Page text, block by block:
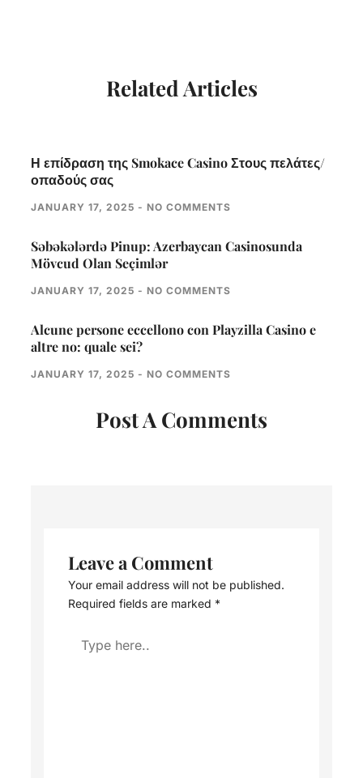
Related Articles
Η επίδραση της Smokace Casino Στους πελάτες/
οπαδούς σας
JANUARY 17, 2025 NO COMMENTS
Səbəkələrdə Pinup: Azerbaycan Casinosunda
Mövcud Olan Seçimlər
JANUARY 17, 2025 NO COMMENTS
Alcune persone eccellono con Playzilla Casino e
altre no: quale sei?
JANUARY 17, 2025 NO COMMENTS
Post A Comments
Leave a Comment
Your email address will not be published.
Required fields are marked *
Type
here..